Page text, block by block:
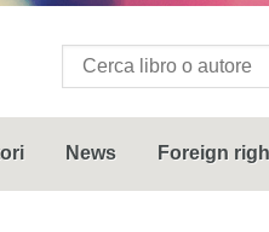
News Foreign